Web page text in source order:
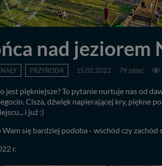
nad
PRZYRODA 15.02.2022 79 zdjęć
jest piękniejsze? To pytanie nurtuje nas od
Cisza, dźwięk napierającej kry, piękne
i już :)
się bardziej podoba - wschód czy zachód
r.